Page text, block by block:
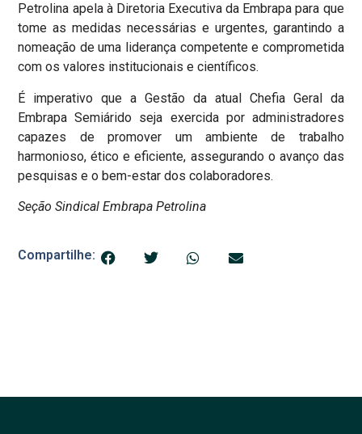
Petrolina apela à Diretoria Executiva da Embrapa para que
tome as medidas necessárias e urgentes, garantindo a
nomeação de uma liderança competente e comprometida
com os valores institucionais e científicos.
É imperativo que a Gestão da atual Chefia Geral da
Embrapa Semiárido seja exercida por administradores
capazes de promover um ambiente de trabalho
harmonioso, ético e eficiente, assegurando o avanço das
pesquisas e o bem-estar dos colaboradores.
Seção Sindical Embrapa Petrolina
Compartilhe: